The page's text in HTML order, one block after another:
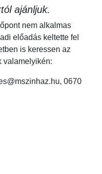
ajánljuk.
nem alkalmas
előadás keltette fel
is keressen az
valamelyikén:
0670